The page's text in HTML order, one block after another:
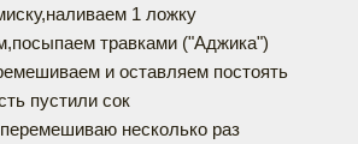
1 ложку
травками ("Аджика")
и оставляем постоять
пустили сок
несколько раз